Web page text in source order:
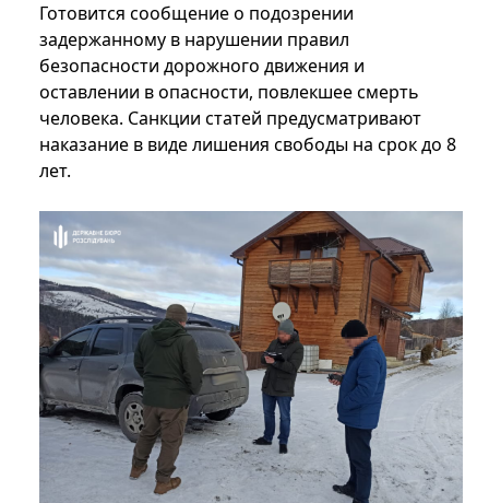
Готовится сообщение о подозрении
задержанному в нарушении правил
безопасности дорожного движения и
оставлении в опасности, повлекшее смерть
человека. Санкции статей предусматривают
наказание в виде лишения свободы на срок до 8
лет.